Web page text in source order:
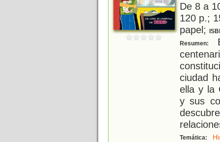
De 8 a
120 p.;
papel;
Resumen:
ciudad
ella y la
y sus
Temática: